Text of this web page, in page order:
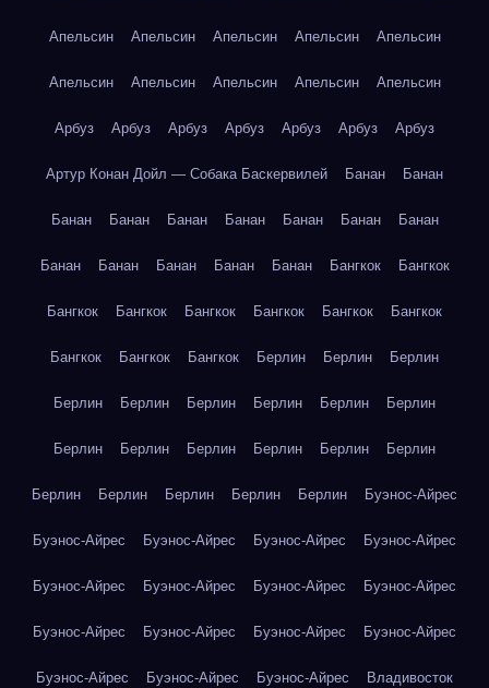
Апельсин Апельсин Апельсин Апельсин Апельсин
Апельсин Апельсин Апельсин Апельсин Апельсин
Арбуз Арбуз Арбуз Арбуз Арбуз Арбуз Арбуз
Артур Конан Дойл — Собака Баскервилей Банан Банан
Банан Банан Банан Банан Банан Банан Банан
Банан Банан Банан Банан Банан Бангкок Бангкок
Бангкок Бангкок Бангкок Бангкок Бангкок Бангкок
Бангкок Бангкок Бангкок Берлин Берлин Берлин
Берлин Берлин Берлин Берлин Берлин Берлин
Берлин Берлин Берлин Берлин Берлин Берлин
Берлин Берлин Берлин Берлин Берлин Буэнос-Айрес
Буэнос-Айрес Буэнос-Айрес Буэнос-Айрес Буэнос-Айрес
Буэнос-Айрес Буэнос-Айрес Буэнос-Айрес Буэнос-Айрес
Буэнос-Айрес Буэнос-Айрес Буэнос-Айрес Буэнос-Айрес
Буэнос-Айрес Буэнос-Айрес Буэнос-Айрес Владивосток